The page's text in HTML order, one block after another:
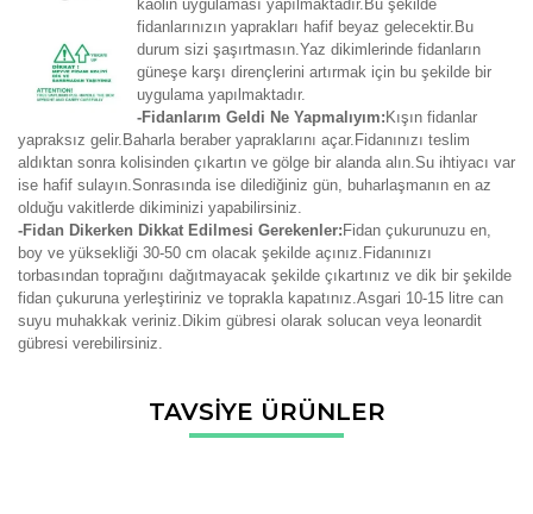
kaolin uygulaması yapılmaktadır.Bu şekilde
fidanlarınızın yaprakları hafif beyaz gelecektir.Bu
durum sizi şaşırtmasın.Yaz dikimlerinde fidanların
güneşe karşı dirençlerini artırmak için bu şekilde bir
uygulama yapılmaktadır.
-Fidanlarım Geldi Ne Yapmalıyım: Kışın fidanlar
yapraksız gelir.Baharla beraber yapraklarını açar.Fidanınızı teslim
aldıktan sonra kolisinden çıkartın ve gölge bir alanda alın.Su ihtiyacı var
ise hafif sulayın.Sonrasında ise dilediğiniz gün, buharlaşmanın en az
olduğu vakitlerde dikiminizi yapabilirsiniz.
-Fidan Dikerken Dikkat Edilmesi Gerekenler: Fidan çukurunuzu en,
boy ve yüksekliği 30-50 cm olacak şekilde açınız.Fidanınızı
torbasından toprağını dağıtmayacak şekilde çıkartınız ve dik bir şekilde
fidan çukuruna yerleştiriniz ve toprakla kapatınız.Asgari 10-15 litre can
suyu muhakkak veriniz.Dikim gübresi olarak solucan veya leonardit
gübresi verebilirsiniz.
Bu ürüne ilk yorumu siz yapın!
Bu ürünün fiyat bilgisi, resim, ürün açıklamalarında ve diğer
konularda yetersiz gördüğünüz noktaları öneri formunu
TAVSİYE ÜRÜNLER